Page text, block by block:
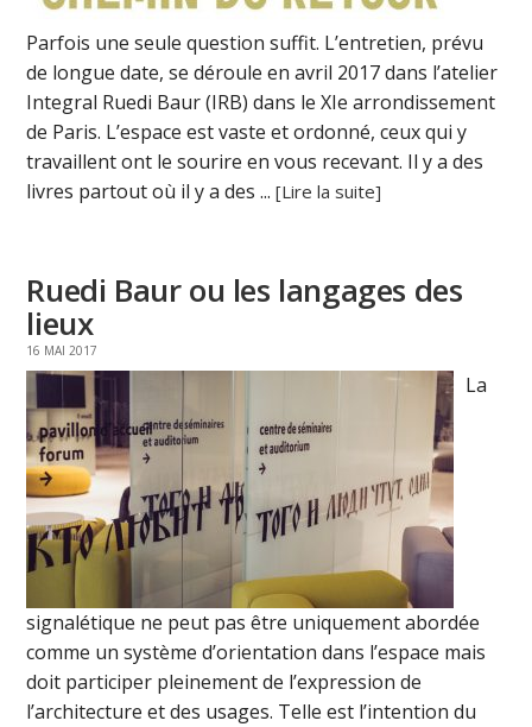
Parfois une seule question suffit. L’entretien, prévu
de longue date, se déroule en avril 2017 dans l’atelier
Integral Ruedi Baur (IRB) dans le XIe arrondissement
de Paris. L’espace est vaste et ordonné, ceux qui y
travaillent ont le sourire en vous recevant. Il y a des
livres partout où il y a des ...[Lire la suite]
Ruedi Baur ou les langages des
lieux
16 MAI 2017
La
signalétique ne peut pas être uniquement abordée
comme un système d’orientation dans l’espace mais
doit participer pleinement de l’expression de
l’architecture et des usages. Telle est l’intention du